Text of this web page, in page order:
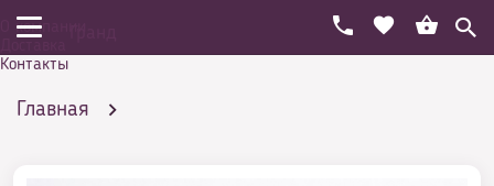
О компании
Контакты
Главная